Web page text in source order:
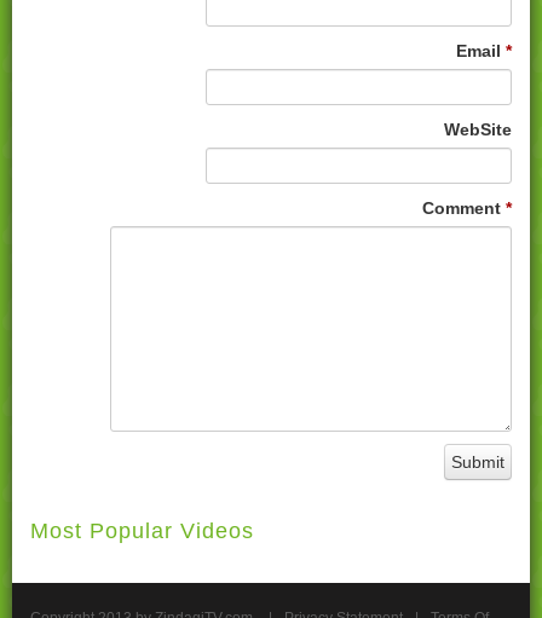
Email *
WebSite
Comment *
Most Popular Videos